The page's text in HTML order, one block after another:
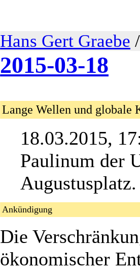
Hans Gert Graebe
2015-03-18
Lange Wellen und globale
18.03.2015,
Paulinum der
Augustusplatz.
Ankündigung
Die
ökonomischer